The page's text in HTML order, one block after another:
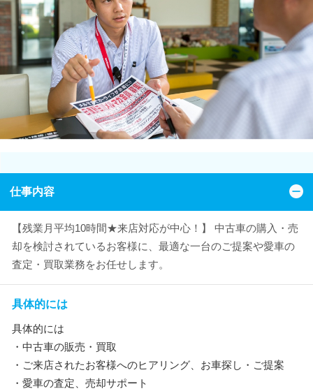
仕事内容
【残業月平均10時間★来店対応が中心！】 中古車の購入・売
却を検討されているお客様に、最適な一台のご提案や愛車の
査定・買取業務をお任せします。
具体的には
具体的には
・中古車の販売・買取
・ご来店されたお客様へのヒアリング、お車探し・ご提案
・愛車の査定、売却サポート